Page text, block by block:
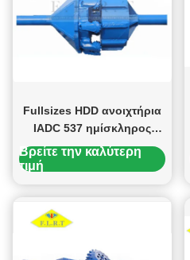
Fullsizes HDD ανοιχτήρια
IADC 537 ημίσκληρος
βράχος Reamers τρυπών
HDD για Trenchless
Βρείτε την καλύτερη
τιμή